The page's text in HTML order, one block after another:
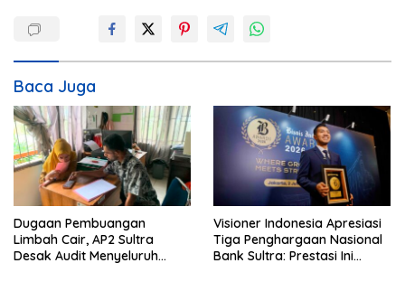
s
i
p
o
s
Baca Juga
Dugaan Pembuangan
Limbah Cair, AP2 Sultra
Desak Audit Menyeluruh
Visioner Indonesia Apresiasi
Tiga Penghargaan Nasional
Bank Sultra: Prestasi Ini